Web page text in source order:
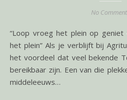
No
“Loop vroeg het plein op geniet van de serene stilte op
het plein” Als je verblijft bij
het voordeel dat veel bekende
bereikbaar zijn. Een van die
middeleeuws…